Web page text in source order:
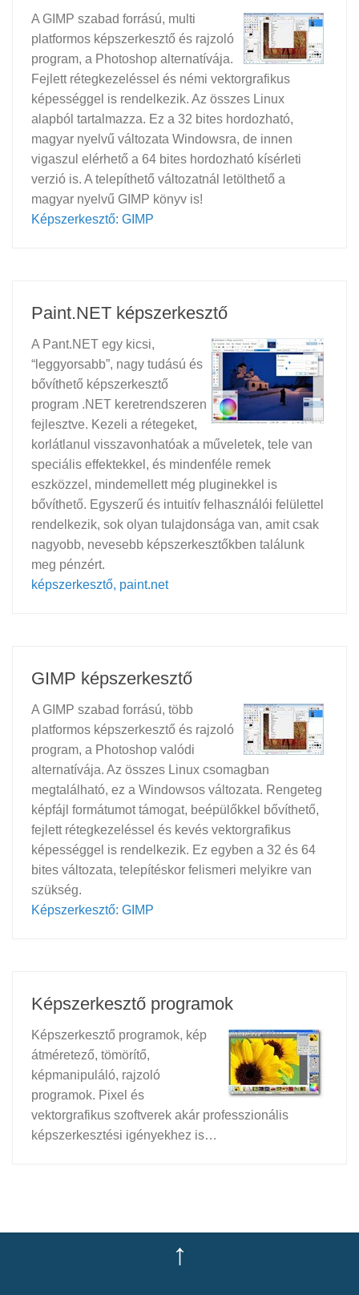
A GIMP szabad forrású, multi
platformos képszerkesztő és rajzoló
program, a Photoshop alternatívája.
Fejlett rétegkezeléssel és némi vektorgrafikus
képességgel is rendelkezik. Az összes Linux
alapból tartalmazza. Ez a 32 bites hordozható,
magyar nyelvű változata Windowsra, de innen
vigaszul elérhető a 64 bites hordozható kísérleti
verzió is. A telepíthető változatnál letölthető a
magyar nyelvű GIMP könyv is!
Képszerkesztő: GIMP
Paint.NET képszerkesztő
A Pant.NET egy kicsi,
“leggyorsabb”, nagy tudású és
bővíthető képszerkesztő
program .NET keretrendszeren
fejlesztve. Kezeli a rétegeket,
korlátlanul visszavonhatóak a műveletek, tele van
speciális effektekkel, és mindenféle remek
eszközzel, mindemellett még pluginekkel is
bővíthető. Egyszerű és intuitív felhasználói felülettel
rendelkezik, sok olyan tulajdonsága van, amit csak
nagyobb, nevesebb képszerkesztőkben találunk
meg pénzért.
képszerkesztő, paint.net
GIMP képszerkesztő
A GIMP szabad forrású, több
platformos képszerkesztő és rajzoló
program, a Photoshop valódi
alternatívája. Az összes Linux csomagban
megtalálható, ez a Windowsos változata. Rengeteg
képfájl formátumot támogat, beépülőkkel bővíthető,
fejlett rétegkezeléssel és kevés vektorgrafikus
képességgel is rendelkezik. Ez egyben a 32 és 64
bites változata, telepítéskor felismeri melyikre van
szükség.
Képszerkesztő: GIMP
Képszerkesztő programok
Képszerkesztő programok, kép
átméretező, tömörítő,
képmanipuláló, rajzoló
programok. Pixel és
vektorgrafikus szoftverek akár professzionális
képszerkesztési igényekhez is…
↑